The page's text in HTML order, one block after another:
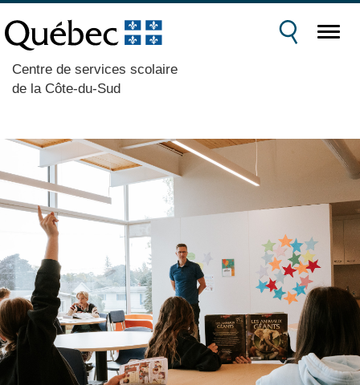
Centre de services scolaire
de la Côte-du-Sud